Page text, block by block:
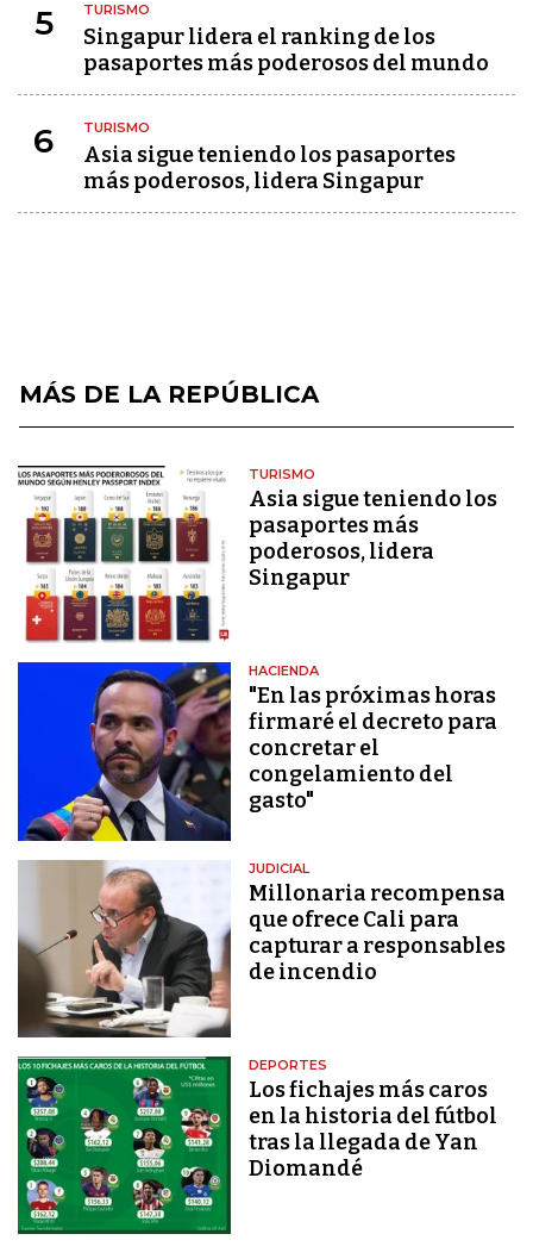
5 TURISMO
Singapur lidera el ranking de los
pasaportes más poderosos del mundo
6 TURISMO
Asia sigue teniendo los pasaportes
más poderosos, lidera Singapur
MÁS DE LA REPÚBLICA
TURISMO
Asia sigue teniendo los
pasaportes más
poderosos, lidera
Singapur
HACIENDA
"En las próximas horas
firmaré el decreto para
concretar el
congelamiento del
gasto"
JUDICIAL
Millonaria recompensa
que ofrece Cali para
capturar a responsables
de incendio
DEPORTES
Los fichajes más caros
en la historia del fútbol
tras la llegada de Yan
Diomandé